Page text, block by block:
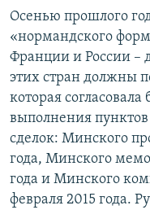
Осенью прошлого
«нормандского
Франции и России –
этих стран должны
которая согласовала
выполнения
сделок: Минского
года, Минского
года и Минского
февраля 2015 года.